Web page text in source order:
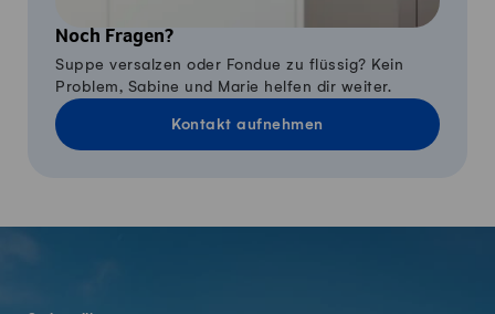
Noch Fragen?
Suppe versalzen oder Fondue zu flüssig? Kein
Problem, Sabine und Marie helfen dir weiter.
Kontakt aufnehmen